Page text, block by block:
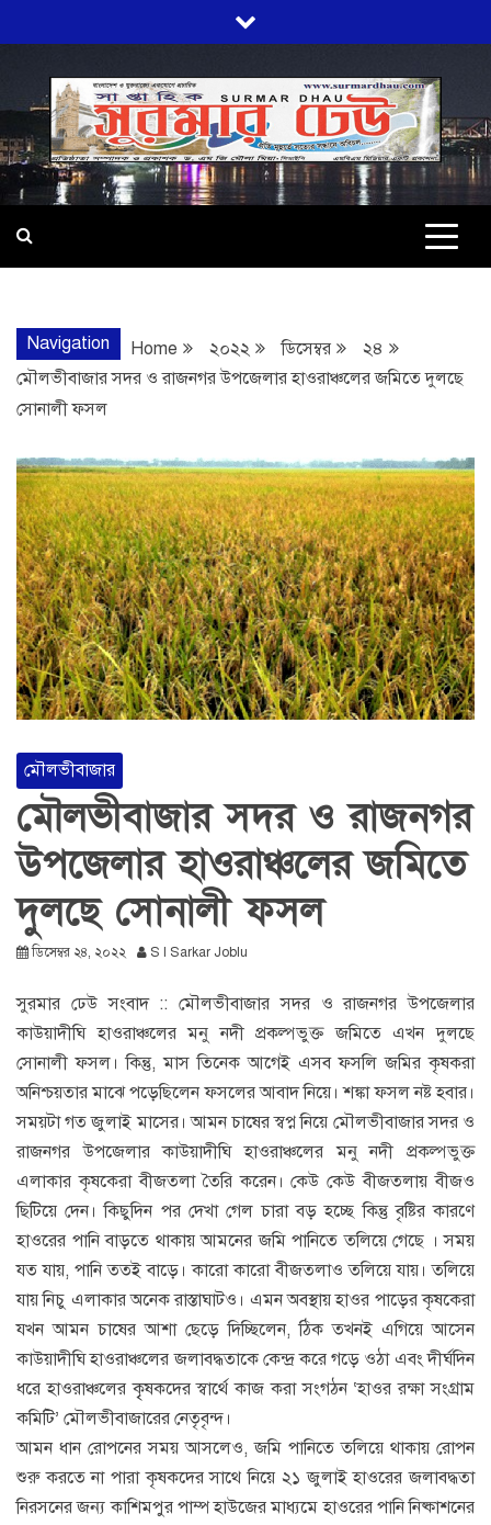
to
content
প্রতি মূহুর্তে সত্যের সন্ধানে অবিচল…
Navigation Home ২০২২ ডিসেম্বর
২৪
মৌলভীবাজার সদর ও রাজনগর উপজেলার হাওরাঞ্চলের জমিতে দুলছে
সোনালী ফসল
মৌলভীবাজার
মৌলভীবাজার সদর ও রাজনগর
উপজেলার হাওরাঞ্চলের জমিতে
দুলছে সোনালী ফসল
ডিসেম্বর ২৪, ২০২২ S I Sarkar Joblu
সুরমার ঢেউ সংবাদ :: মৌলভীবাজার সদর ও রাজনগর উপজেলার
কাউয়াদীঘি হাওরাঞ্চলের মনু নদী প্রকল্পভুক্ত জমিতে এখন দুলছে
সোনালী ফসল। কিন্তু, মাস তিনেক আগেই এসব ফসলি জমির কৃষকরা
অনিশ্চয়তার মাঝে পড়েছিলেন ফসলের আবাদ নিয়ে। শঙ্কা ফসল নষ্ট হবার।
সময়টা গত জুলাই মাসের। আমন চাষের স্বপ্ন নিয়ে মৌলভীবাজার সদর ও
রাজনগর উপজেলার কাউয়াদীঘি হাওরাঞ্চলের মনু নদী প্রকল্পভুক্ত
এলাকার কৃষকেরা বীজতলা তৈরি করেন। কেউ কেউ বীজতলায় বীজও
ছিটিয়ে দেন। কিছুদিন পর দেখা গেল চারা বড় হচ্ছে কিন্তু বৃষ্টির কারণে
হাওরের পানি বাড়তে থাকায় আমনের জমি পানিতে তলিয়ে গেছে । সময়
যত যায়, পানি ততই বাড়ে। কারো কারো বীজতলাও তলিয়ে যায়। তলিয়ে
যায় নিচু এলাকার অনেক রাস্তাঘাটও। এমন অবস্থায় হাওর পাড়ের কৃষকেরা
যখন আমন চাষের আশা ছেড়ে দিচ্ছিলেন, ঠিক তখনই এগিয়ে আসেন
কাউয়াদীঘি হাওরাঞ্চলের জলাবদ্ধতাকে কেন্দ্র করে গড়ে ওঠা এবং দীর্ঘদিন
ধরে হাওরাঞ্চলের কৃৃষকদের স্বার্থে কাজ করা সংগঠন ‘হাওর রক্ষা সংগ্রাম
কমিটি’ মৌলভীবাজারের নেতৃবৃন্দ।
আমন ধান রোপনের সময় আসলেও, জমি পানিতে তলিয়ে থাকায় রোপন
শুরু করতে না পারা কৃষকদের সাথে নিয়ে ২১ জুলাই হাওরের জলাবদ্ধতা
নিরসনের জন্য কাশিমপুর পাম্প হাউজের মাধ্যমে হাওরের পানি নিষ্কাশনের